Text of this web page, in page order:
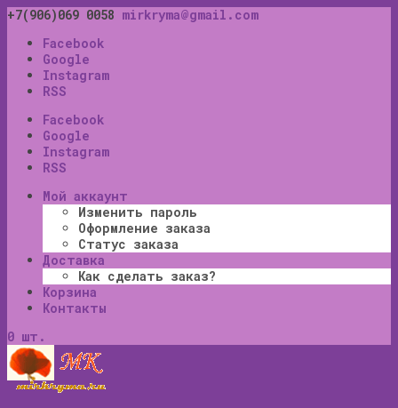
+7(906)069 0058 mirkryma@gmail.com
Facebook
Google
Instagram
RSS
Facebook
Google
Instagram
RSS
Мой аккаунт
Изменить пароль
Оформление заказа
Статус заказа
Доставка
Как сделать заказ?
Корзина
Контакты
0 шт.